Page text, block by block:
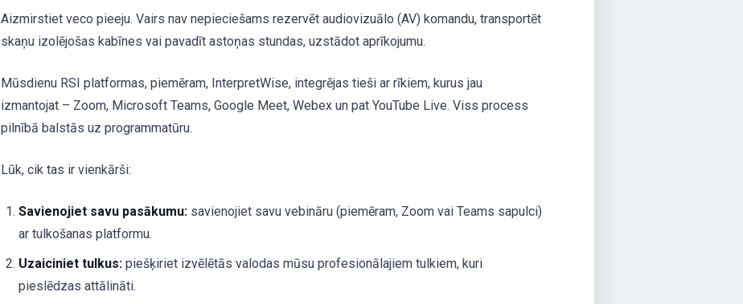
Aizmirstiet veco pieeju. Vairs nav nepieciešams rezervēt audiovizuālo (AV) komandu, transportēt
skaņu izolējošas kabīnes vai pavadīt astoņas stundas, uzstādot aprīkojumu.
Mūsdienu RSI platformas, piemēram, InterpretWise, integrējas tieši ar rīkiem, kurus jau
izmantojat – Zoom, Microsoft Teams, Google Meet, Webex un pat YouTube Live. Viss process
pilnībā balstās uz programmatūru.
Lūk, cik tas ir vienkārši:
Savienojiet savu pasākumu: savienojiet savu vebināru (piemēram, Zoom vai Teams sapulci)
ar tulkošanas platformu.
Uzaiciniet tulkus: piešķiriet izvēlētās valodas mūsu profesionālajiem tulkiem, kuri
pieslēdzas attālināti.